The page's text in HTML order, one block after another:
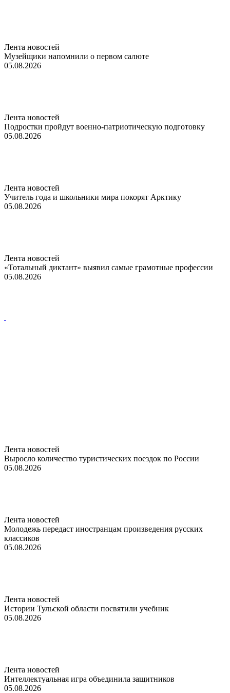
Лента новостей
Музейщики напомнили о первом салюте
05.08.2026
Лента новостей
Подростки пройдут военно-патриотическую подготовку
05.08.2026
Лента новостей
Учитель года и школьники мира покорят Арктику
05.08.2026
Лента новостей
«Тотальный диктант» выявил самые грамотные профессии
05.08.2026
Лента новостей
Выросло количество туристических поездок по России
05.08.2026
Лента новостей
Молодежь передаст иностранцам произведения русских
классиков
05.08.2026
Лента новостей
Истории Тульской области посвятили учебник
05.08.2026
Лента новостей
Интеллектуальная игра объединила защитников
05.08.2026